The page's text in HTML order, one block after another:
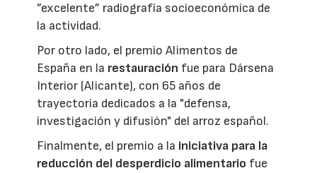
”excelente” radiografía socioeconómica de
la actividad.
Por otro lado, el premio Alimentos de
España en la restauración fue para Dársena
Interior (Alicante), con 65 años de
trayectoria dedicados a la "defensa,
investigación y difusión" del arroz español.
Finalmente, el premio a la iniciativa para la
reducción del desperdicio alimentario fue